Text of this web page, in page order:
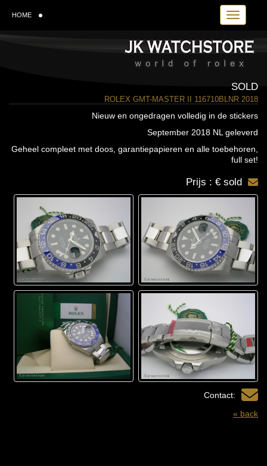
Toggle
HOME
SOLD
ROLEX GMT-MASTER II 116710BLNR 2018
Nieuw en ongedragen volledig in de stickers
September 2018 NL geleverd
Geheel compleet met doos, garantiepapieren en alle toebehoren,
full set!
Prijs : € sold
Contact:
« back